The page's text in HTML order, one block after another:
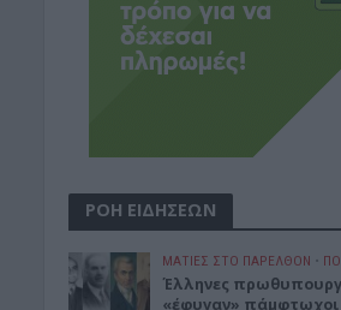
ΡΟΗ ΕΙΔΗΣΕΩΝ
ΜΑΤΙΕΣ ΣΤΟ ΠΑΡΕΛΘΟΝ •
Έλληνες
«έφυγαν» πάμφτωχοι